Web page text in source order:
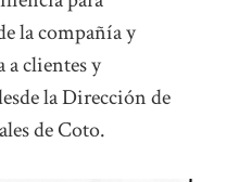
la compañía y
a clientes y
la Dirección de
de Coto.